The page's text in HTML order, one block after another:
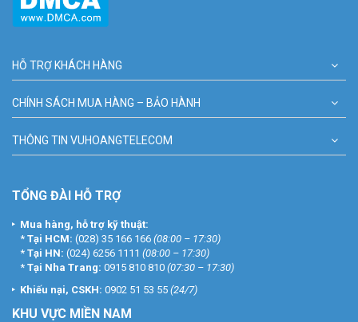
HỖ TRỢ KHÁCH HÀNG
CHÍNH SÁCH MUA HÀNG – BẢO HÀNH
THÔNG TIN VUHOANGTELECOM
TỔNG ĐÀI HỖ TRỢ
Mua hàng, hỗ trợ kỹ thuật:
* Tại HCM: (028) 35 166 166 (08:00 – 17:30)
* Tại HN: (024) 6256 1111 (08:00 – 17:30)
* Tại Nha Trang: 0915 810 810 (07:30 – 17:30)
Khiếu nại, CSKH: 0902 51 53 55 (24/7)
KHU VỰC MIỀN NAM